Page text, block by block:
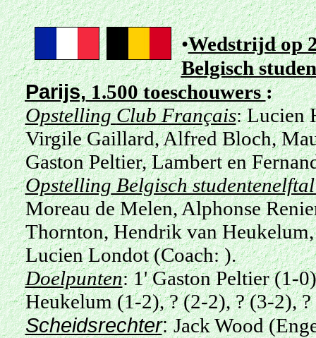
•Wedstrijd op
Belgisch
Parijs,1.500 toeschouwers:
OpstellingClub Français: Lucien
Virgile Gaillard, Alfred Bloch,
Gaston Peltier, Lambert en
OpstellingBelgisch
Moreau de Melen, Alphonse
Thornton, Hendrik van
Lucien Londot (Coach: ).
Doelpunten: 1' Gaston Peltier (1-
Heukelum (1-2), ? (2-2), ? (3-2),
Scheidsrechter:Jack Wood